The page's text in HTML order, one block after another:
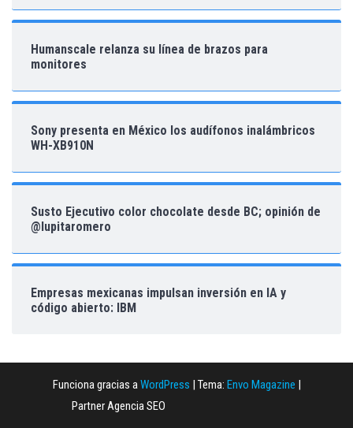
Humanscale relanza su línea de brazos para
monitores
Sony presenta en México los audífonos inalámbricos
WH-XB910N
Susto Ejecutivo color chocolate desde BC; opinión de
@lupitaromero
Empresas mexicanas impulsan inversión en IA y
código abierto: IBM
Funciona gracias aWordPress Tema: Envo Magazine
Partner Agencia SEO